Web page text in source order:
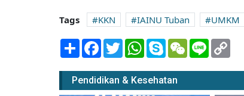
Tags KKN IAINU Tuban UMKM
Share Facebook
TwitterWhatsApp
SkypeWeChatLine
Pendidikan & Kesehatan